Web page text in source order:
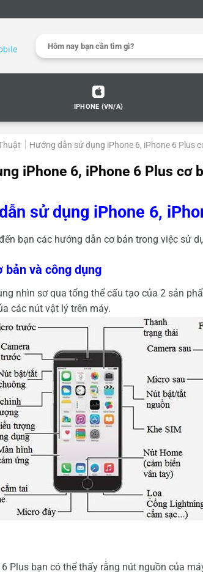
Search
IPHONE (VN/A)
Hướng dẫn sử dụng iPhone 6, iPhone 6 Plus
iPhone 6, iPhone 6 Plus cơ
sử dụng iPhone 6,
bạn các hướng dẫn cơ bản trong việc sử
và công dụng
nhìn sơ qua tổng thể cấu tạo của 2 sản
các nút vật lý trên máy.
Plus bạn có thể thấy rằng nút nguồn của